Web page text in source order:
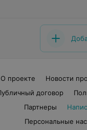
О проекте Новости
договор
Партнеры
Персональные